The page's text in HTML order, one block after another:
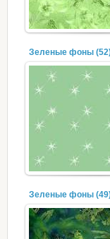
Зеленые фоны
Зеленые фоны